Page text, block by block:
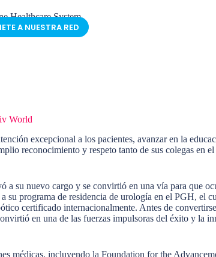
A NUESTRA RED
World
excepcional a los pacientes, avanzar en la
reconocimiento y respeto tanto de sus colegas en
su nuevo cargo y se convirtió en una vía para que
su programa de residencia de urología en el PGH, el
certificado internacionalmente. Antes de
en una de las fuerzas impulsoras del éxito y la
médicas, incluyendo la Foundation for the